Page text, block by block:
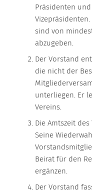
Präsidenten
sind von
abzugeben.
Der Vorstand
die nicht der
unterliegen. Er
Vereins.
Die Amtszeit
Seine
Beirat für den
ergänzen.
Der Vorstand